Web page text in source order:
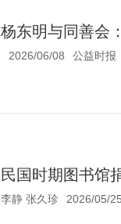
杨东明与同善会
2026/06/08 公益时报
民国时期图书馆
李静 张久珍 2026/05/